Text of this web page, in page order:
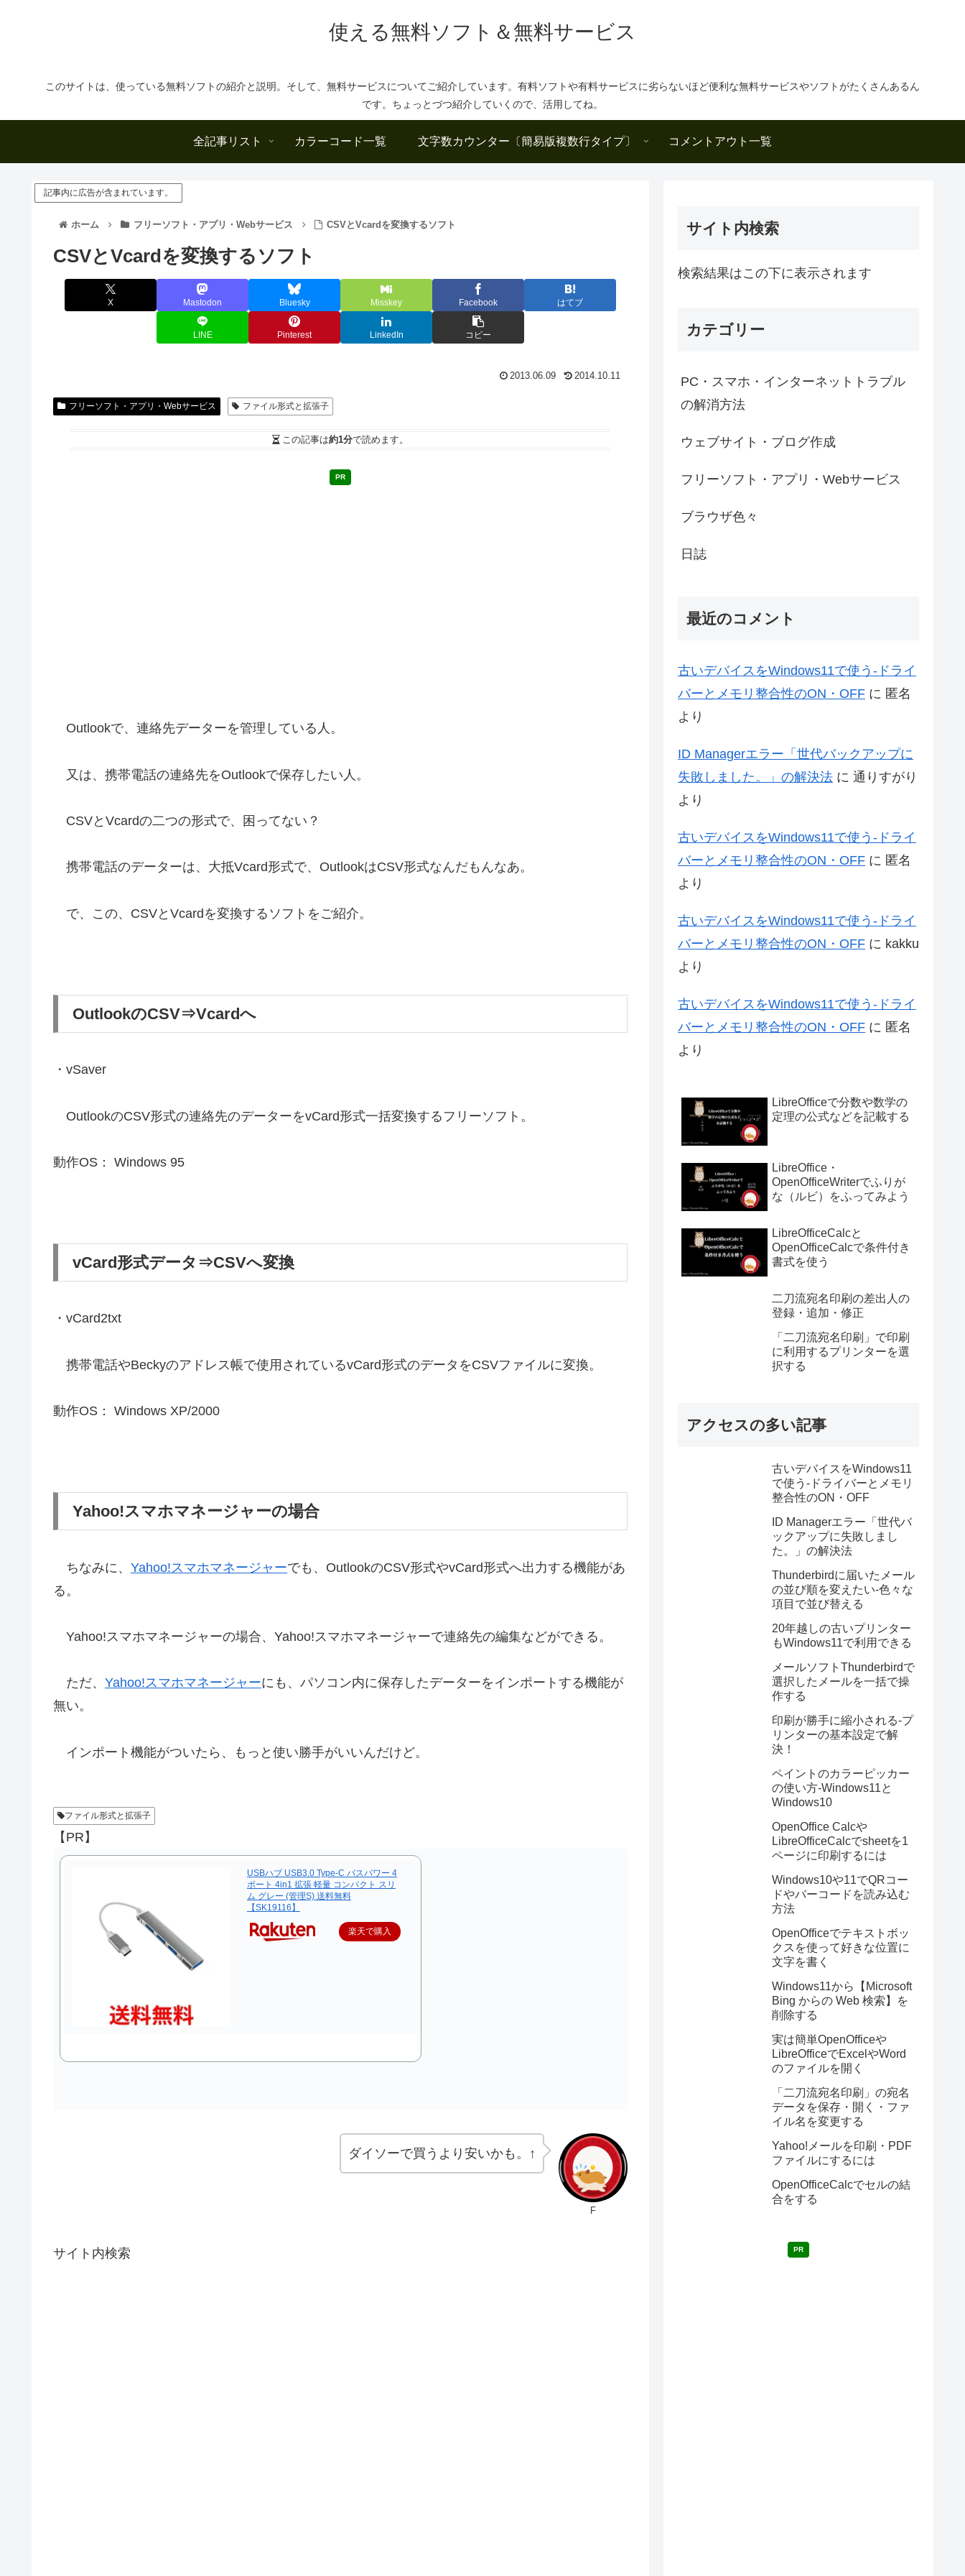
使える無料ソフト＆無料サービス
このサイトは、使っている無料ソフトの紹介と説明。そして、無料サービスについてご紹介しています。有料ソフトや有料サービスに劣らないほど便利な無料サービスやソフトがたくさんあるん
です。ちょっとづつ紹介していくので、活用してね。
全記事リスト カラーコード一覧 文字数カウンター〔簡易版複数行タイプ〕 コメントアウト一覧
記事内に広告が含まれています。
ホーム フリーソフト・アプリ・Webサービス CSVとVcardを変換するソフト
CSVとVcardを変換するソフト
X Mastodon Bluesky Misskey Facebook はてブ
LINE Pinterest LinkedIn コピー
2013.06.09 2014.10.11
フリーソフト・アプリ・Webサービス ファイル形式と拡張子
この記事は約1分で読めます。
PR
Outlookで、連絡先データーを管理している人。
又は、携帯電話の連絡先をOutlookで保存したい人。
CSVとVcardの二つの形式で、困ってない？
携帯電話のデーターは、大抵Vcard形式で、OutlookはCSV形式なんだもんなあ。
で、この、CSVとVcardを変換するソフトをご紹介。
OutlookのCSV⇒Vcardへ
・vSaver
OutlookのCSV形式の連絡先のデーターをvCard形式一括変換するフリーソフト。
動作OS： Windows 95
vCard形式データ⇒CSVへ変換
・vCard2txt
携帯電話やBeckyのアドレス帳で使用されているvCard形式のデータをCSVファイルに変換。
動作OS： Windows XP/2000
Yahoo!スマホマネージャーの場合
ちなみに、 Yahoo!スマホマネージャーでも、OutlookのCSV形式やvCard形式へ出力する機能があ
る。
Yahoo!スマホマネージャーの場合、Yahoo!スマホマネージャーで連絡先の編集などができる。
ただ、 Yahoo!スマホマネージャーにも、パソコン内に保存したデーターをインポートする機能が
無い。
インポート機能がついたら、もっと使い勝手がいいんだけど。
ファイル形式と拡張子
【PR】
USBハブ USB3.0 Type-C バスパワー 4
ポート 4in1 拡張 軽量 コンパクト スリ
ム グレー (管理S) 送料無料
【SK19116】
楽天で購入
F
ダイソーで買うより安いかも。↑
サイト内検索
サイト内検索
検索結果はこの下に表示されます
カテゴリー
PC・スマホ・インターネットトラブル
の解消方法
ウェブサイト・ブログ作成
フリーソフト・アプリ・Webサービス
ブラウザ色々
日誌
最近のコメント
古いデバイスをWindows11で使う-ドライ
バーとメモリ整合性のON・OFF に 匿名
より
ID Managerエラー「世代バックアップに
失敗しました。」の解決法 に 通りすがり
より
古いデバイスをWindows11で使う-ドライ
バーとメモリ整合性のON・OFF に 匿名
より
古いデバイスをWindows11で使う-ドライ
バーとメモリ整合性のON・OFF に kakku
より
古いデバイスをWindows11で使う-ドライ
バーとメモリ整合性のON・OFF に 匿名
より
LibreOfficeで分数や数学の
定理の公式などを記載する
LibreOffice・
OpenOfficeWriterでふりが
な（ルビ）をふってみよう
LibreOfficeCalcと
OpenOfficeCalcで条件付き
書式を使う
二刀流宛名印刷の差出人の
登録・追加・修正
「二刀流宛名印刷」で印刷
に利用するプリンターを選
択する
アクセスの多い記事
古いデバイスをWindows11
で使う-ドライバーとメモリ
整合性のON・OFF
ID Managerエラー「世代バ
ックアップに失敗しまし
た。」の解決法
Thunderbirdに届いたメール
の並び順を変えたい-色々な
項目で並び替える
20年越しの古いプリンター
もWindows11で利用できる
メールソフトThunderbirdで
選択したメールを一括で操
作する
印刷が勝手に縮小される-プ
リンターの基本設定で解
決！
ペイントのカラーピッカー
の使い方-Windows11と
Windows10
OpenOffice Calcや
LibreOfficeCalcでsheetを1
ページに印刷するには
Windows10や11でQRコー
ドやバーコードを読み込む
方法
OpenOfficeでテキストボッ
クスを使って好きな位置に
文字を書く
Windows11から【Microsoft
Bing からの Web 検索】を
削除する
実は簡単OpenOfficeや
LibreOfficeでExcelやWord
のファイルを開く
「二刀流宛名印刷」の宛名
データを保存・開く・ファ
イル名を変更する
Yahoo!メールを印刷・PDF
ファイルにするには
OpenOfficeCalcでセルの結
合をする
PR